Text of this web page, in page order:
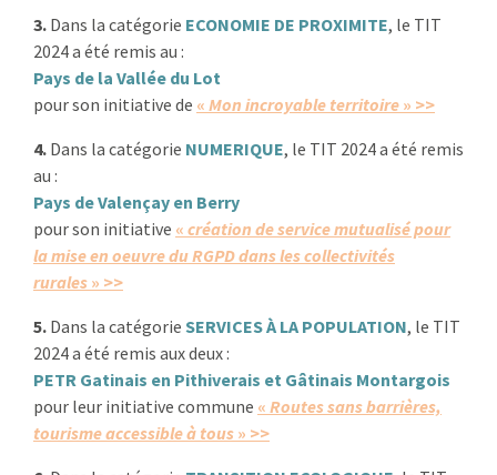
3. Dans la catégorie ECONOMIE DE PROXIMITE, le TIT
2024 a été remis au :
Pays de la Vallée du Lot
pour son initiative de « Mon incroyable territoire » >>
4. Dans la catégorie NUMERIQUE, le TIT 2024 a été remis
au :
Pays de Valençay en Berry
pour son initiative « création de service mutualisé pour
la mise en oeuvre du RGPD dans les collectivités
rurales » >>
5. Dans la catégorie SERVICES À LA POPULATION, le TIT
2024 a été remis aux deux :
PETR Gatinais en Pithiverais et Gâtinais Montargois
pour leur initiative commune « Routes sans barrières,
tourisme accessible à tous » >>